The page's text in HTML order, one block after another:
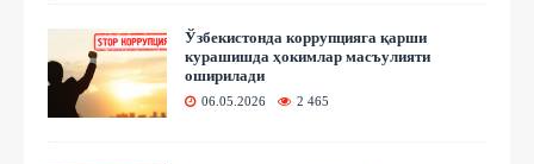
Ўзбекистонда коррупцияга қарши
курашишда ҳокимлар масъулияти
оширилади
06.05.2026 2 465